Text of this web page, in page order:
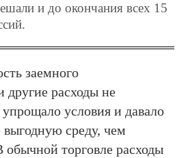
и до окончания всех 15
заемного
другие расходы не
условия и давало
выгодную среду, чем
обычной торговле расходы